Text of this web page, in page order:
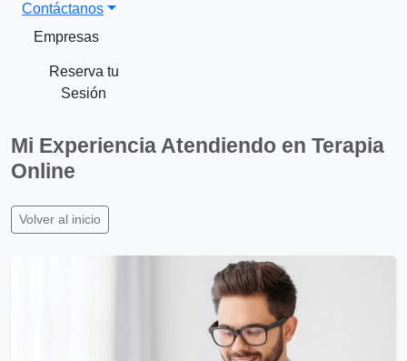
Contáctanos
Empresas
Reserva tu
Sesión
Mi Experiencia Atendiendo en Terapia
Online
Volver al inicio